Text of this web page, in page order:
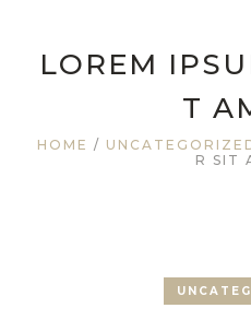
LOREM
T
HOME /
R SIT